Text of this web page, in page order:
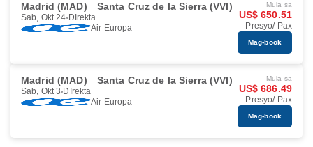
Madrid (MAD) Santa Cruz de la Sierra (VVI)
Sab, Okt 24 DIrekta
Air Europa
Mula sa
US$ 650.51
Presyo/ Pax
Mag-book
Madrid (MAD) Santa Cruz de la Sierra (VVI)
Sab, Okt 3 DIrekta
Air Europa
Mula sa
US$ 686.49
Presyo/ Pax
Mag-book